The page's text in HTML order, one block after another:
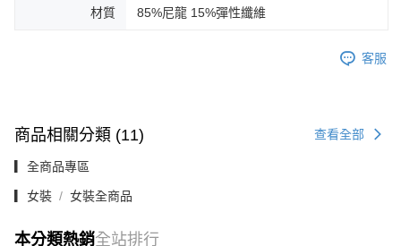
材質 85%尼龍 15%彈性纖維
客服
商品相關分類 (11) 查看全部
▎全商品專區
▎女裝 女裝全商品
本分類熱銷全站排行